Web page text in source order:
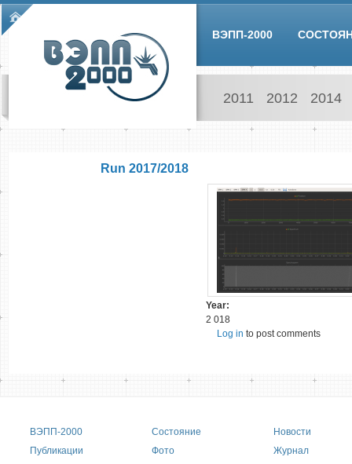
Skip to main content
Main menu
ВЭПП-2000
2011 2012 2014
Run 2017/2018
Year:
2 018
Log in to post comments
Main menu
ВЭПП-2000 Состояние
Новости
Публикации
Фото
Журнал